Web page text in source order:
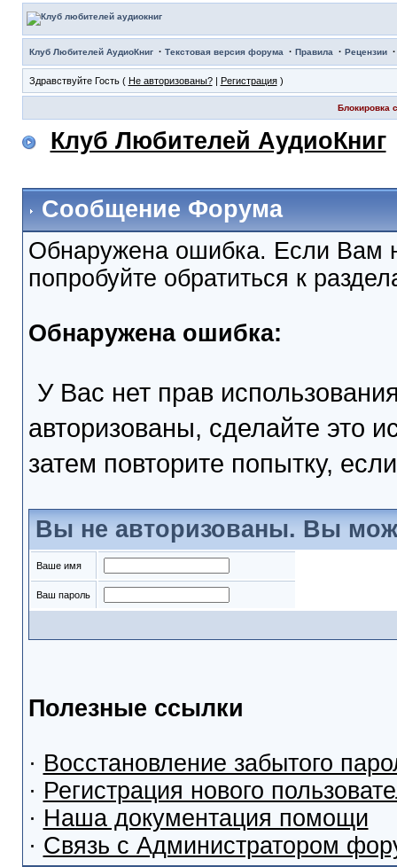
Клуб Любителей АудиоКниг· Текстовая версия форума · Правила · Рецензии
Здравствуйте Гость ( Не авторизованы?| Регистрация)
Блокировка
Клуб Любителей АудиоКниг
Сообщение Форума
Обнаружена ошибка. Если Вам
попробуйте обратиться к
Обнаружена ошибка:
У Вас нет прав
авторизованы, сделайте это
затем повторите попытку,
Вы не авторизованы. Вы
Ваше имя
Ваш пароль
Полезные ссылки
· Восстановление забытого
· Регистрация нового
· Наша документация помощи
· Связь с Администратором